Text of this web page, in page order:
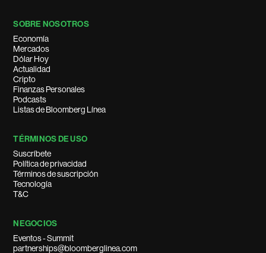
SOBRE NOSOTROS
Economía
Mercados
Dólar Hoy
Actualidad
Cripto
Finanzas Personales
Podcasts
Listas de Bloomberg Línea
TÉRMINOS DE USO
Suscríbete
Política de privacidad
Términos de suscripción
Tecnología
T&C
NEGOCIOS
Eventos - Summit
partnerships@bloomberglinea.com